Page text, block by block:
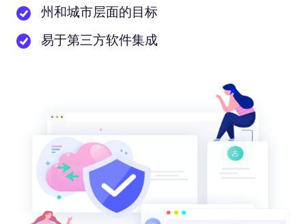
州和城市层面的目标
易于第三方软件集成